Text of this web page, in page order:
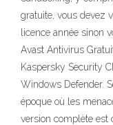
gratuite, vous devez
licence année sinon
Avast Antivirus
Kaspersky Security
Windows Defender.
époque où les
version complète est